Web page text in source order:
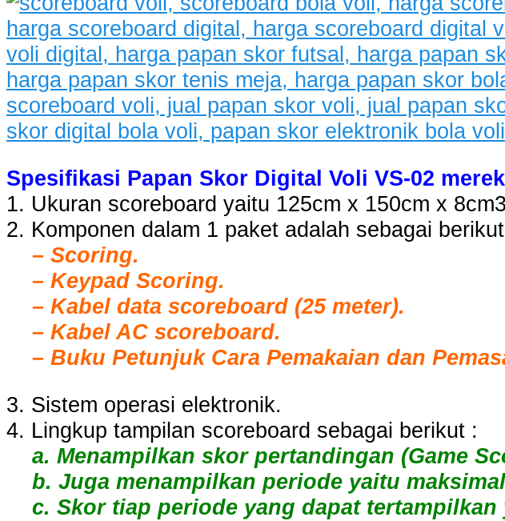
Spesifikasi Papan Skor Digital Voli VS-02
1. Ukuran scoreboard yaitu 125cm x 150cm x
2. Komponen dalam 1 paket adalah sebagai
– Scoring.
– Keypad Scoring.
– Kabel data scoreboard (25 meter).
– Kabel AC scoreboard.
– Buku Petunjuk Cara Pemakaian dan
3. Sistem operasi elektronik.
4. Lingkup tampilan scoreboard sebagai berikut :
a. Menampilkan skor pertandingan (Game
b. Juga menampilkan periode yaitu
c. Skor tiap periode yang dapat tertampilkan